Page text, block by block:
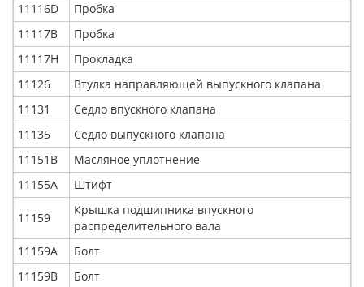
11116D
Пробка
11117В
Пробка
11117Н
Прокладка
11126
Втулка направляющей выпускного клапана
11131
Седло впускного клапана
11135
Седло выпускного клапана
11151В
Масляное уплотнение
11155А
Штифт
11159
Крышка подшипника впускного
распределительного вала
11159А
Болт
11159В
Болт